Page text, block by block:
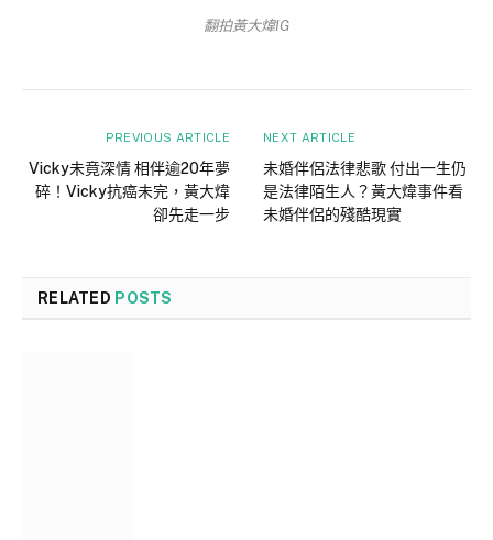
翻拍黃大煒IG
PREVIOUS ARTICLE
Vicky未竟深情 相伴逾20年夢
碎！Vicky抗癌未完，黃大煒
卻先走一步
NEXT ARTICLE
未婚伴侶法律悲歌 付出一生仍
是法律陌生人？黃大煒事件看
未婚伴侶的殘酷現實
RELATED POSTS